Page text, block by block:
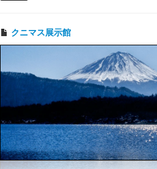
クニマス展示館